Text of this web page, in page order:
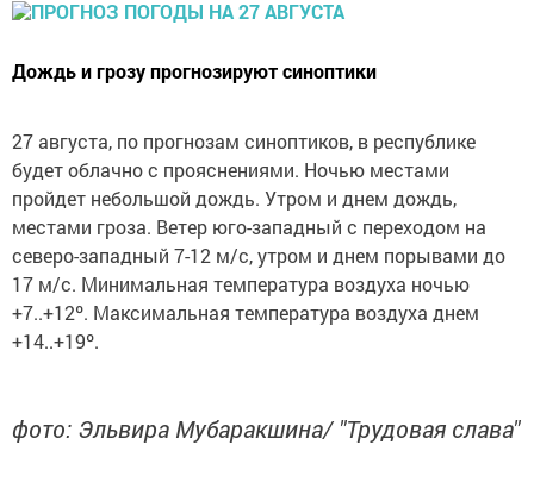
Дождь и грозу прогнозируют синоптики
27 августа, по прогнозам синоптиков, в республике
будет облачно с прояснениями. Ночью местами
пройдет небольшой дождь. Утром и днем дождь,
местами гроза. Ветер юго-западный с переходом на
северо-западный 7-12 м/с, утром и днем порывами до
17 м/с. Минимальная температура воздуха ночью
+7..+12º. Максимальная температура воздуха днем
+14..+19º.
фото: Эльвира Мубаракшина/ "Трудовая слава"